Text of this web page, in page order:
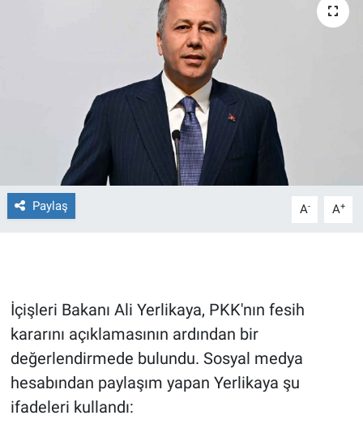
Paylaş A- A+
İçişleri Bakanı Ali Yerlikaya, PKK'nın fesih
kararını açıklamasının ardından bir
değerlendirmede bulundu. Sosyal medya
hesabından paylaşım yapan Yerlikaya şu
ifadeleri kullandı:
Eğlence
Ekonomi
Forum
Gün Bitiyor
Gün Ortası
Gündem Özel